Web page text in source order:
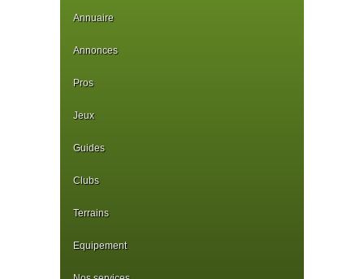
Annuaire
Annonces
Pros
Jeux
Guides
Clubs
Terrains
Equipement